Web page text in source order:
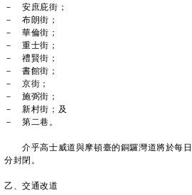
－ 安庶庇街；
－ 布朗街；
－ 華倫街；
－ 重士街；
－ 禮賢街；
－ 書館街；
－ 京街；
－ 施弼街；
－ 新村街；及
－ 第二巷。
介乎高士威道與摩頓臺的銅鑼灣道將於每日
分封閉。
乙、交通改道